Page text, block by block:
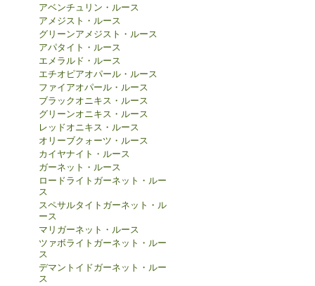
アベンチュリン・ルース
アメジスト・ルース
グリーンアメジスト・ルース
アパタイト・ルース
エメラルド・ルース
エチオピアオパール・ルース
ファイアオパール・ルース
ブラックオニキス・ルース
グリーンオニキス・ルース
レッドオニキス・ルース
オリーブクォーツ・ルース
カイヤナイト・ルース
ガーネット・ルース
ロードライトガーネット・ルー
ス
スペサルタイトガーネット・ル
ース
マリガーネット・ルース
ツァボライトガーネット・ルー
ス
デマントイドガーネット・ルー
ス